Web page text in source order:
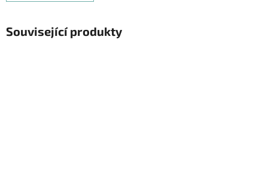
Související produkty